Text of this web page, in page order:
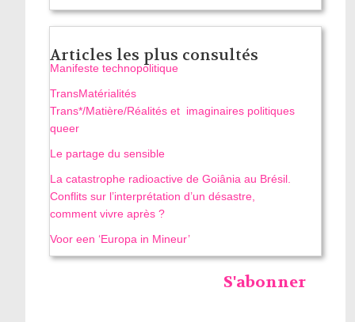
Articles les plus consultés
Manifeste technopolitique
TransMatérialités
Trans*/Matière/Réalités et imaginaires politiques
queer
Le partage du sensible
La catastrophe radioactive de Goiânia au Brésil.
Conflits sur l’interprétation d’un désastre,
comment vivre après ?
Voor een ‘Europa in Mineur’
S'abonner